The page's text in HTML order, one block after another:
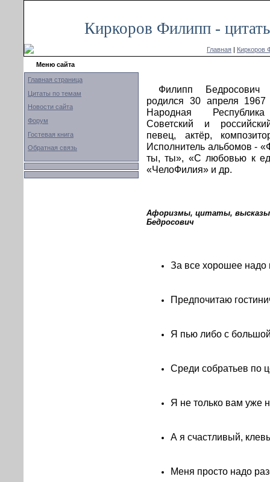
Киркоров Филипп -
Главная | Киркоров
Меню сайта
Главная страница
Цитаты по темам
Новости сайта
Форум
Гостевая книга
Обратная связь
Филипп
родился 30 апреля 1967
Народная
Советский и
певец, актёр,
Исполнитель альбомов -
ты, ты», «С любовью к
«ЧелоФилия» и др.
Афоризмы, цитаты,
Бедросович
За все хорошее надо
Предпочитаю
Я пью либо с
Среди собратьев по
Я не только вам уже
А я счастливый,
Меня просто надо